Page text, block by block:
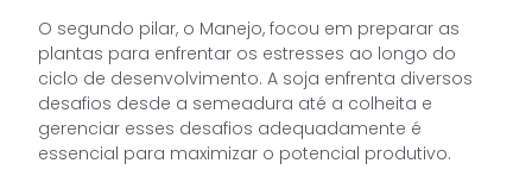
O segundo pilar, o Manejo, focou em preparar as
plantas para enfrentar os estresses ao longo do
ciclo de desenvolvimento. A soja enfrenta diversos
desafios desde a semeadura até a colheita e
gerenciar esses desafios adequadamente é
essencial para maximizar o potencial produtivo.